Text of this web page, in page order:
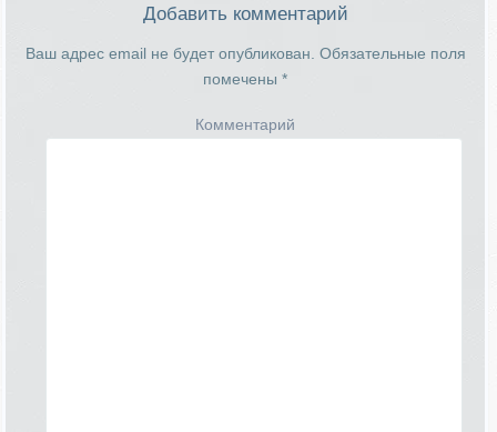
Добавить комментарий
Ваш адрес email не будет опубликован. Обязательные поля
помечены *
Комментарий